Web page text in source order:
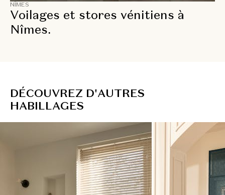
NÎMES
Voilages et stores vénitiens à
Nîmes.
DÉCOUVREZ D'AUTRES
HABILLAGES